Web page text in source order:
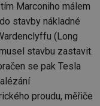
Marconiho málem
stavby nákladné
(Long
stavbu zastavit.
se pak Tesla
proudu, měřiče